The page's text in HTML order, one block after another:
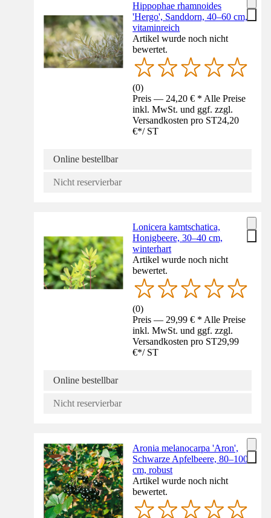
Hippophae rhamnoides
'Hergo', Sanddorn, 40–60 cm,
vitaminreich
Artikel wurde noch nicht
bewertet.
(0)
Preis — 24,20 € * Alle Preise
inkl. MwSt. und ggf. zzgl.
Versandkosten pro ST24,20
€*/ ST
Online bestellbar
Nicht reservierbar
Lonicera kamtschatica,
Honigbeere, 30–40 cm,
winterhart
Artikel wurde noch nicht
bewertet.
(0)
Preis — 29,99 € * Alle Preise
inkl. MwSt. und ggf. zzgl.
Versandkosten pro ST29,99
€*/ ST
Online bestellbar
Nicht reservierbar
Aronia melanocarpa 'Aron',
Schwarze Apfelbeere, 80–100
cm, robust
Artikel wurde noch nicht
bewertet.